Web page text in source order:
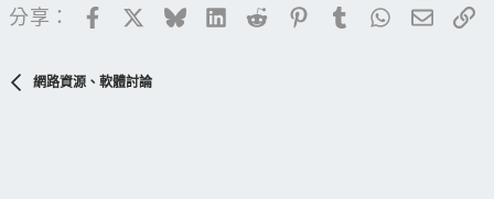
分享： FacebookBlueskyLinkedIn
Reddit PinterestTumblrWhatsApp
電子
網路資源、軟體討論